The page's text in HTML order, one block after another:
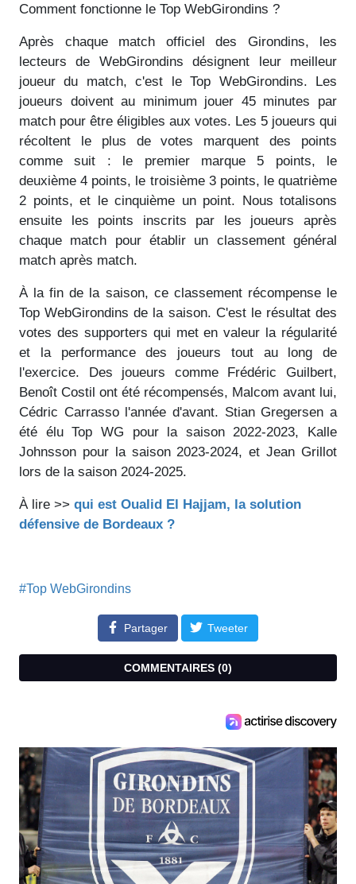
Comment fonctionne le Top WebGirondins ?
Après chaque match officiel des Girondins, les
lecteurs de WebGirondins désignent leur meilleur
joueur du match, c'est le Top WebGirondins. Les
joueurs doivent au minimum jouer 45 minutes par
match pour être éligibles aux votes. Les 5 joueurs qui
récoltent le plus de votes marquent des points
comme suit : le premier marque 5 points, le
deuxième 4 points, le troisième 3 points, le quatrième
2 points, et le cinquième un point. Nous totalisons
ensuite les points inscrits par les joueurs après
chaque match pour établir un classement général
match après match.
À la fin de la saison, ce classement récompense le
Top WebGirondins de la saison. C'est le résultat des
votes des supporters qui met en valeur la régularité
et la performance des joueurs tout au long de
l'exercice. Des joueurs comme Frédéric Guilbert,
Benoît Costil ont été récompensés, Malcom avant lui,
Cédric Carrasso l'année d'avant. Stian Gregersen a
été élu Top WG pour la saison 2022-2023, Kalle
Johnsson pour la saison 2023-2024, et Jean Grillot
lors de la saison 2024-2025.
À lire >> qui est Oualid El Hajjam, la solution
défensive de Bordeaux ?
#Top WebGirondins
Partager Tweeter
COMMENTAIRES (0)